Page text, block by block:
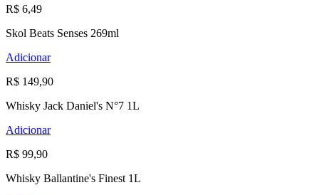
R$ 6,49
Skol Beats Senses 269ml
Adicionar
R$ 149,90
Whisky Jack Daniel's N°7 1L
Adicionar
R$ 99,90
Whisky Ballantine's Finest 1L